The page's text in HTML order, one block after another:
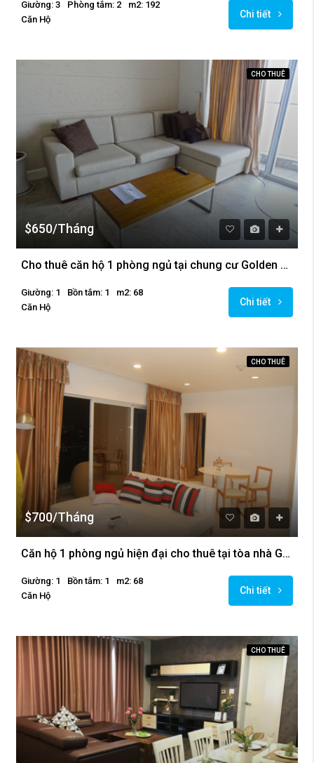
Giường: 3 Phòng tắm: 2
m2: 192
Căn Hộ
Chi tiết
CHO THUÊ
$650/Tháng
Cho thuê căn hộ 1 phòng ngủ tại chung cư Golden Westlake
Giường: 1 Bồn tắm: 1
m2: 68
Căn Hộ
Chi tiết
CHO THUÊ
$700/Tháng
Căn hộ 1 phòng ngủ hiện đại cho thuê tại tòa nhà Golden Westlake
Giường: 1 Bồn tắm: 1
m2: 68
Căn Hộ
Chi tiết
CHO THUÊ